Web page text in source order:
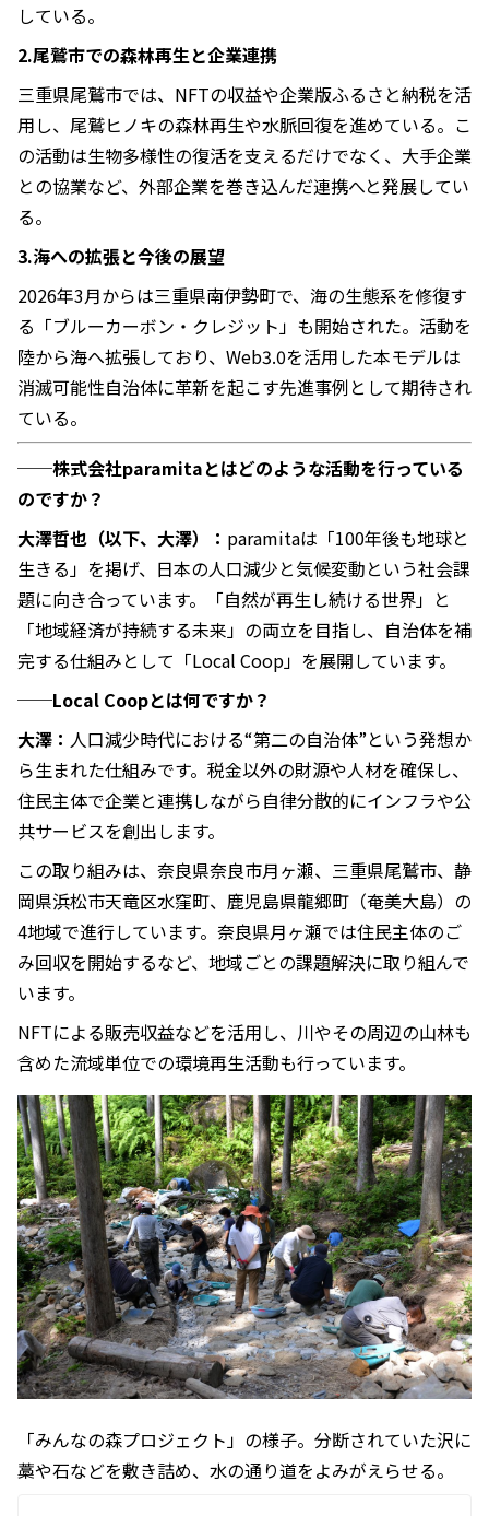
している。
2.尾鷲市での森林再生と企業連携
三重県尾鷲市では、NFTの収益や企業版ふるさと納税を活
用し、尾鷲ヒノキの森林再生や水脈回復を進めている。こ
の活動は生物多様性の復活を支えるだけでなく、大手企業
との協業など、外部企業を巻き込んだ連携へと発展してい
る。
3.海への拡張と今後の展望
2026年3月からは三重県南伊勢町で、海の生態系を修復す
る「ブルーカーボン・クレジット」も開始された。活動を
陸から海へ拡張しており、Web3.0を活用した本モデルは
消滅可能性自治体に革新を起こす先進事例として期待され
ている。
──株式会社paramitaとはどのような活動を行っている
のですか？
大澤哲也（以下、大澤）： paramitaは「100年後も地球と
生きる」を掲げ、日本の人口減少と気候変動という社会課
題に向き合っています。「自然が再生し続ける世界」と
「地域経済が持続する未来」の両立を目指し、自治体を補
完する仕組みとして「Local Coop」を展開しています。
──Local Coopとは何ですか？
大澤： 人口減少時代における“第二の自治体”という発想か
ら生まれた仕組みです。税金以外の財源や人材を確保し、
住民主体で企業と連携しながら自律分散的にインフラや公
共サービスを創出します。
この取り組みは、奈良県奈良市月ヶ瀬、三重県尾鷲市、静
岡県浜松市天竜区水窪町、鹿児島県龍郷町（奄美大島）の
4地域で進行しています。奈良県月ヶ瀬では住民主体のご
み回収を開始するなど、地域ごとの課題解決に取り組んで
います。
NFTによる販売収益などを活用し、川やその周辺の山林も
含めた流域単位での環境再生活動も行っています。
「みんなの森プロジェクト」の様子。分断されていた沢に
藁や石などを敷き詰め、水の通り道をよみがえらせる。